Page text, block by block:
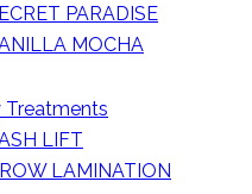
PARADISE
MOCHA
Treatments
LIFT
LAMINATION